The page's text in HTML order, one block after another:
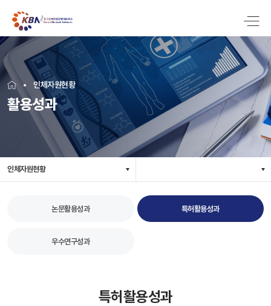
인체자원현황
활용성과
인체자원현황
논문활용성과 특허활용성과
우수연구성과
특허활용성과